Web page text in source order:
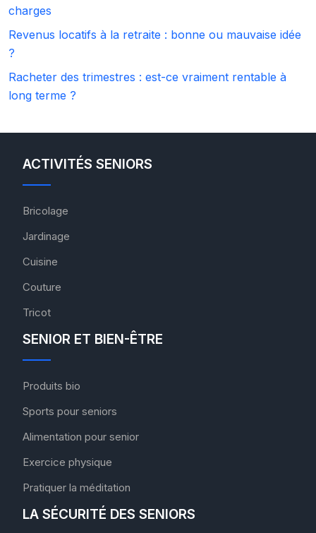
charges
Revenus locatifs à la retraite : bonne ou mauvaise idée
?
Racheter des trimestres : est-ce vraiment rentable à
long terme ?
ACTIVITÉS SENIORS
Bricolage
Jardinage
Cuisine
Couture
Tricot
SENIOR ET BIEN-ÊTRE
Produits bio
Sports pour seniors
Alimentation pour senior
Exercice physique
Pratiquer la méditation
LA SÉCURITÉ DES SENIORS